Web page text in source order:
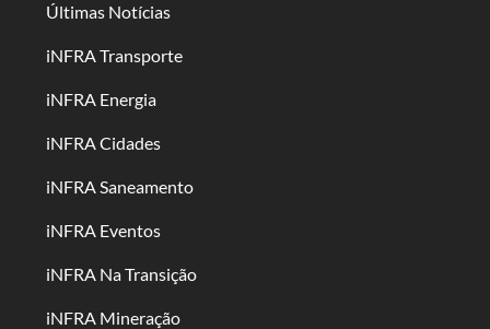
Últimas Notícias
iNFRA Transporte
iNFRA Energia
iNFRA Cidades
iNFRA Saneamento
iNFRA Eventos
iNFRA Na Transição
iNFRA Mineração